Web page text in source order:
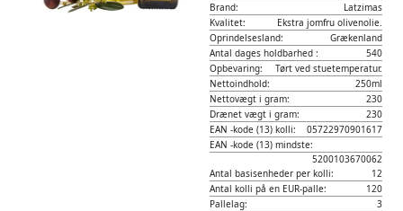
Brand:
Latzimas
Kvalitet:
Ekstra jomfru olivenolie.
Oprindelsesland:
Grækenland
Antal dages holdbarhed :
540
Opbevaring:
Tørt ved stuetemperatur.
Nettoindhold:
250ml
Nettovægt i gram:
230
Drænet vægt i gram:
230
EAN -kode (13) kolli:
05722970901617
EAN -kode (13) mindste:
5200103670062
Antal basisenheder per kolli:
12
Antal kolli på en EUR-palle:
120
Pallelag:
3